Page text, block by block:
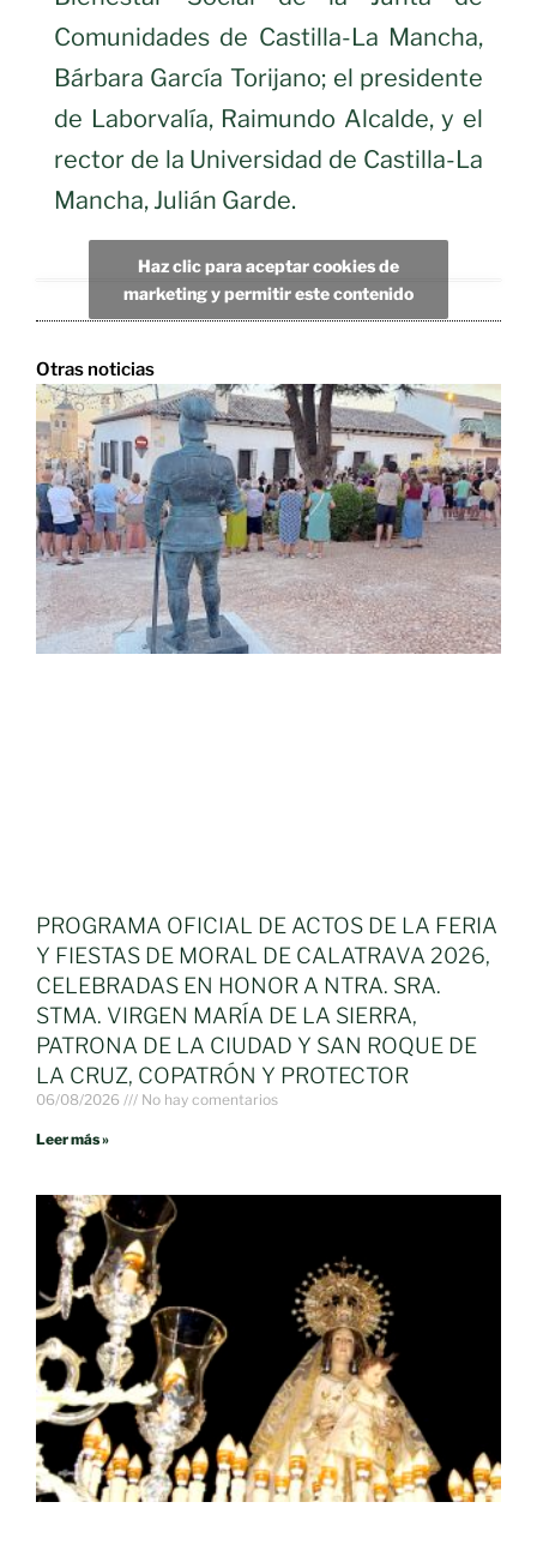
Comunidades de Castilla-La Mancha,
Bárbara García Torijano; el presidente
de Laborvalía, Raimundo Alcalde, y el
rector de la Universidad de Castilla-La
Mancha, Julián Garde.
Haz clic para aceptar cookies de
marketing y permitir este contenido
Otras noticias
PROGRAMA OFICIAL DE ACTOS DE LA FERIA
Y FIESTAS DE MORAL DE CALATRAVA 2026,
CELEBRADAS EN HONOR A NTRA. SRA.
STMA. VIRGEN MARÍA DE LA SIERRA,
PATRONA DE LA CIUDAD Y SAN ROQUE DE
LA CRUZ, COPATRÓN Y PROTECTOR
06/08/2026 No hay comentarios
Leer más »